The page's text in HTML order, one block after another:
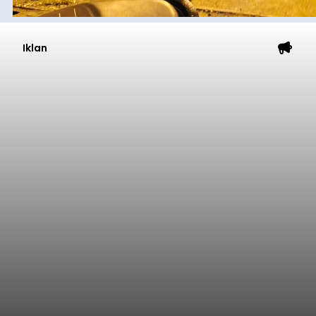
Iklan